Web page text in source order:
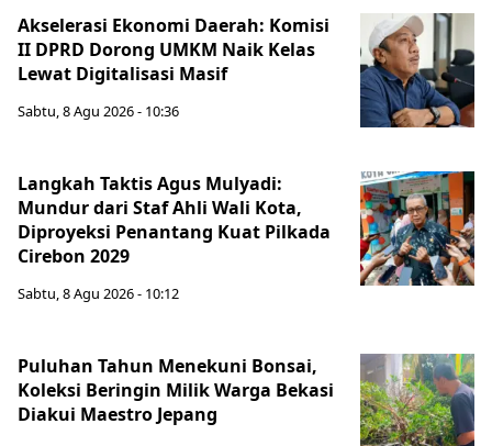
Akselerasi Ekonomi Daerah: Komisi
II DPRD Dorong UMKM Naik Kelas
Lewat Digitalisasi Masif
Sabtu, 8 Agu 2026 - 10:36
Langkah Taktis Agus Mulyadi:
Mundur dari Staf Ahli Wali Kota,
Diproyeksi Penantang Kuat Pilkada
Cirebon 2029
Sabtu, 8 Agu 2026 - 10:12
Puluhan Tahun Menekuni Bonsai,
Koleksi Beringin Milik Warga Bekasi
Diakui Maestro Jepang